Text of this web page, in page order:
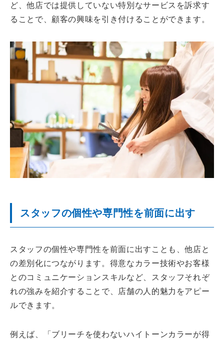
ど、他店では提供していない特別なサービスを訴求す
ることで、顧客の興味を引き付けることができます。
スタッフの個性や専門性を前面に出す
スタッフの個性や専門性を前面に出すことも、他店と
の差別化につながります。得意なカラー技術やお客様
とのコミュニケーションスキルなど、スタッフそれぞ
れの強みを紹介することで、店舗の人的魅力をアピー
ルできます。
例えば、「ブリーチを使わないハイトーンカラーが得